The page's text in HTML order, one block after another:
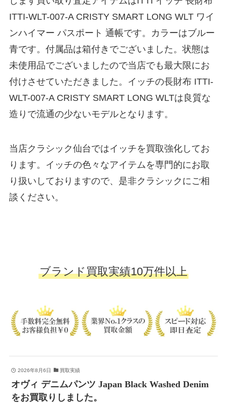
ITTI-WLT-007-A CRISTY SMART LONG WLT ワイ
ンハイマー パスポート 通帳です。カラーはブルー
青です。付属品は箱付きでございました。状態は
未使用品でございましたので当店でも最大限にお
付けさせていただきました。イッチの長財布 ITTI-
WLT-007-A CRISTY SMART LONG WLTは良質な
造りで流通の少ないモデルとなります。
当店クラシック仙台ではイッチを買取強化してお
ります。イッチの色々なアイテムを専門的にお取
り扱いしておりますので、是非クラシックにご相
談ください。
ブランド買取実績10万件以上
2026年8月6日 買取実績
オヴィ デニムパンツ Japan Black Washed Denim
をお買取りしました。